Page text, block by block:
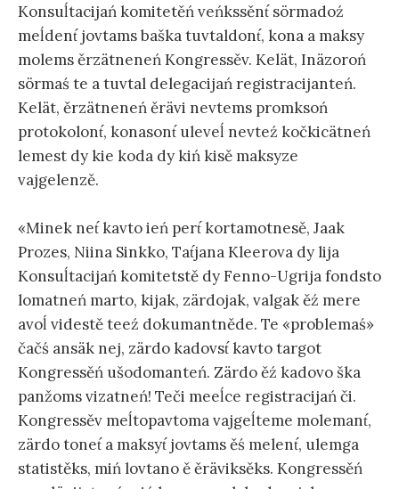
Konsuĺtacijań komitetěń veńkssěnt́ sörmadoź
meĺdent́ jovtams baška tuvtaldont́, kona a maksy
molems ěrzätneneń Kongressěv. Kelät, Inäzoroń
sörmaś te a tuvtal delegacijań registracijanteń.
Kelät, ěrzätneneń ěrävi nevtems promksoń
protokolont́, konasont́ uleveĺ nevteź kočkicätneń
lemest dy kie koda dy kiń kisě maksyze
vajgelenzě.
«Minek net́ kavto ień pert́ kortamotnesě, Jaak
Prozes, Niina Sinkko, Tat́jana Kleerova dy lija
Konsuĺtacijań komitetstě dy Fenno-Ugrija fondsto
lomatneń marto, kijak, zärdojak, valgak ěź mere
avoĺ videstě teeź dokumantněde. Te «problemaś»
čačś ansäk nej, zärdo kadovst́ kavto targot
Kongressěń ušodomanteń. Zärdo ěź kadovo ška
panžoms vizatneń! Teči meeĺce registracijań či.
Kongressěv meĺtopavtoma vajgeĺteme molemant́,
zärdo tonet́ a maksyt́ jovtams ěś melent́, ulemga
statistěks, miń lovtano ě ěräviksěks. Kongressěń